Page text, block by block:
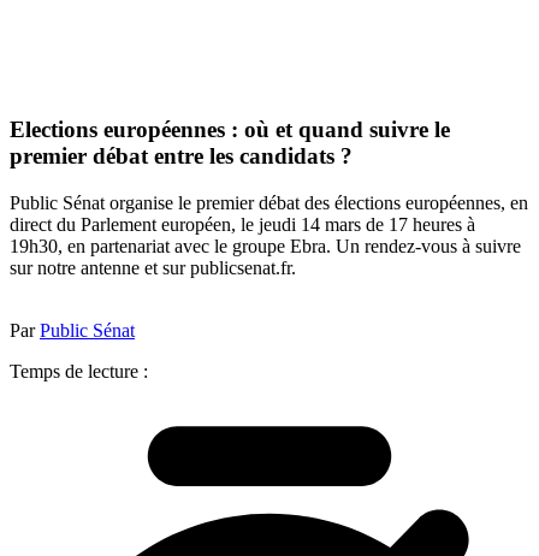
Elections européennes : où et quand suivre le
premier débat entre les candidats ?
Public Sénat organise le premier débat des élections européennes, en
direct du Parlement européen, le jeudi 14 mars de 17 heures à
19h30, en partenariat avec le groupe Ebra. Un rendez-vous à suivre
sur notre antenne et sur publicsenat.fr.
ParPublic Sénat
Temps de lecture :